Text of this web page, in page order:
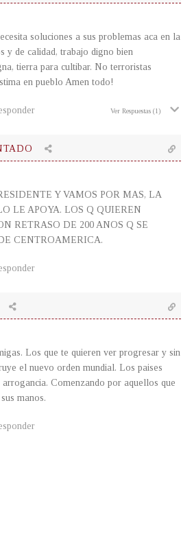
soluciones a sus problemas aca en la
y de calidad, trabajo digno bien
tierra para cultibar. No terroristas
en pueblo Amen todo!
Ver Respuestas (1)
Y VAMOS POR MAS, LA
LE APOYA. LOS Q QUIEREN
RETRASO DE 200 ANOS Q SE
CENTROAMERICA.
Los que te quieren ver progresar y sin
el nuevo orden mundial. Los paises
arrogancia. Comenzando por aquellos que
manos.